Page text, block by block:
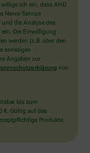
ich ein, dass AHD
News-Service
und die Analyse des
ein. Die Einwilligung
werden (z.B. über den
sonstigen
Angaben zur
von
bis zum
€. Gültig auf das
Produkte.